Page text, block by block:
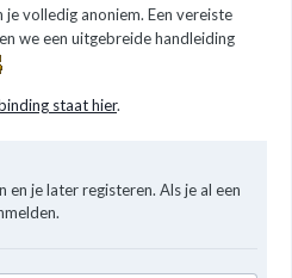
volledig anoniem. Een vereiste
we een uitgebreide handleiding
staat hier.
en je later registeren. Als je al een